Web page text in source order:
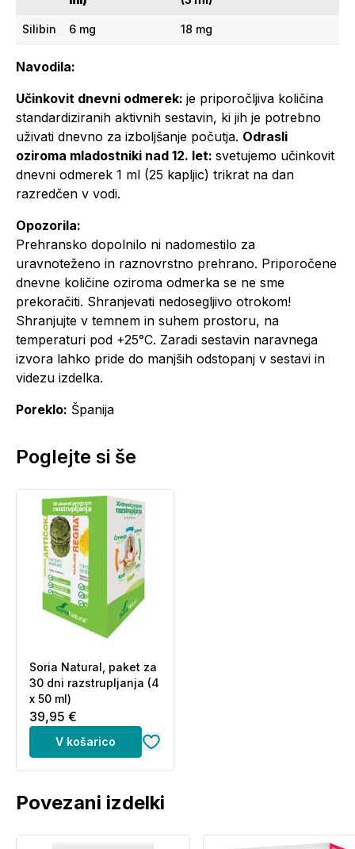
Silibin 6 mg 18 mg
Navodila:
Učinkovit dnevni odmerek: je priporočljiva količina
standardiziranih aktivnih sestavin, ki jih je potrebno
uživati dnevno za izboljšanje počutja. Odrasli
oziroma mladostniki nad 12. let: svetujemo učinkovit
dnevni odmerek 1 ml (25 kapljic) trikrat na dan
razredčen v vodi.
Opozorila:
Prehransko dopolnilo ni nadomestilo za
uravnoteženo in raznovrstno prehrano. Priporočene
dnevne količine oziroma odmerka se ne sme
prekoračiti. Shranjevati nedosegljivo otrokom!
Shranjujte v temnem in suhem prostoru, na
temperaturi pod +25°C. Zaradi sestavin naravnega
izvora lahko pride do manjših odstopanj v sestavi in
videzu izdelka.
Poreklo: Španija
Poglejte si še
Soria Natural, paket za
30 dni razstrupljanja (4
x 50 ml)
39,95 €
V košarico
Povezani izdelki